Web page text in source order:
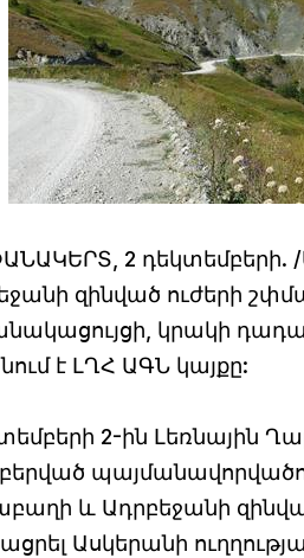
2
զինված ուժերի
կրակի
է ԼՂՀ ԱԳՆ կայքը:
2-ին Լեռնային
և Ադրբեջանի
Ասկերանի